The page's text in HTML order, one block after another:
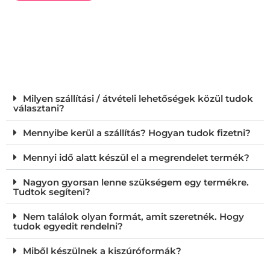
Milyen szállítási / átvételi lehetőségek közül tudok
választani?
Mennyibe kerül a szállítás? Hogyan tudok fizetni?
Mennyi idő alatt készül el a megrendelet termék?
Nagyon gyorsan lenne szükségem egy termékre.
Tudtok segíteni?
Nem találok olyan formát, amit szeretnék. Hogy
tudok egyedit rendelni?
Miből készülnek a kiszúróformák?